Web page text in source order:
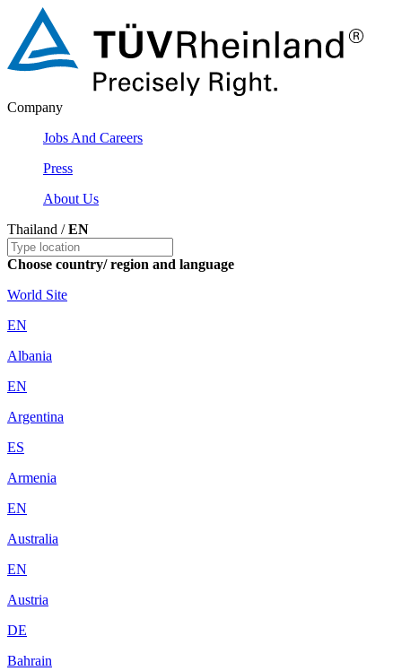
Company
Jobs And Careers
Press
About Us
Thailand /EN
Choose country/ region and language
World Site
EN
Albania
EN
Argentina
ES
Armenia
EN
Australia
EN
Austria
DE
Bahrain